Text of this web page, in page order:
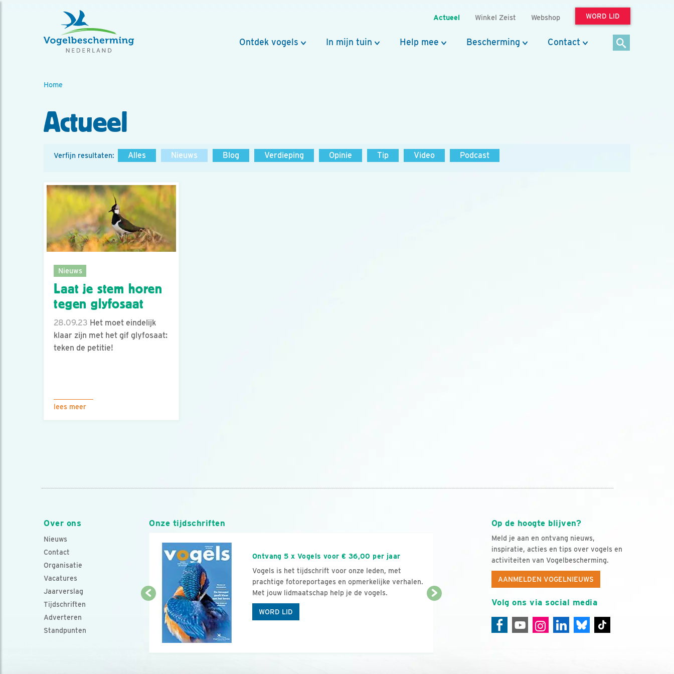
Actueel Winkel Zeist Webshop WORD LID
Ontdek vogels In mijn tuin Help mee Bescherming Contact
Home
Actueel
Verfijn resultaten: Alles Nieuws Blog Verdieping Opinie Tip Video Podcast
Nieuws
Laat je stem horen
tegen glyfosaat
28.09.23 Het moet eindelijk
klaar zijn met het gif glyfosaat:
teken de petitie!
lees meer
Over ons
Nieuws
Contact
Organisatie
Vacatures
Jaarverslag
Tijdschriften
Adverteren
Standpunten
Op de hoogte blijven?
Meld je aan en ontvang nieuws,
inspiratie, acties en tips over vogels en
activiteiten van Vogelbescherming.
AANMELDEN VOGELNIEUWS
Volg ons via social media
Onze tijdschriften
Ontvang 5 x Vogels voor € 36,00 per jaar
Vogels is het tijdschrift voor onze leden, met
prachtige fotoreportages en opmerkelijke verhalen.
Met jouw lidmaatschap help je de vogels.
WORD LID